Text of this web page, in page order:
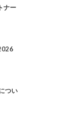
ナー
つい